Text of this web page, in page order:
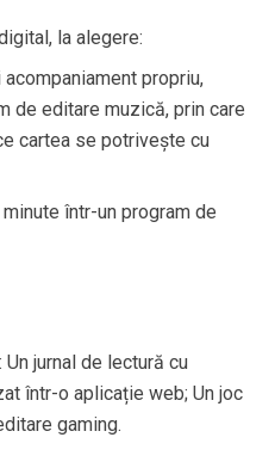
la alegere:
propriu,
de editare muzică, prin care
cartea se potrivește cu
într-un program de
jurnal de lectură cu
într-o aplicație web; Un joc
gaming.